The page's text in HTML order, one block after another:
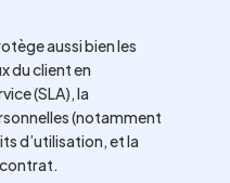
aussi bien les
du client en
(SLA), la
(notamment
d’utilisation, et la
contrat.